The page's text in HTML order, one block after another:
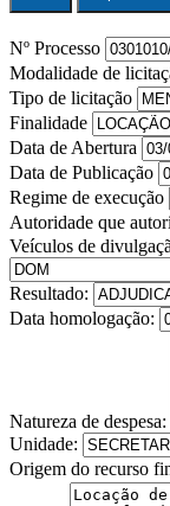
Nº Processo
Modalidade de
Tipo de licitação
Finalidade
Data de Abertura
Data de Publicação
Regime de execução
Autoridade que
Veículos de
Resultado:
Data homologação:
Natureza de despesa:
Unidade:
Origem do recurso